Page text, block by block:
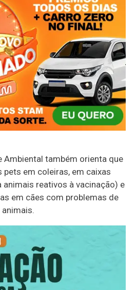
Ambiental também orienta que
em coleiras, em caixas
reativos à vacinação) e
em cães com problemas de